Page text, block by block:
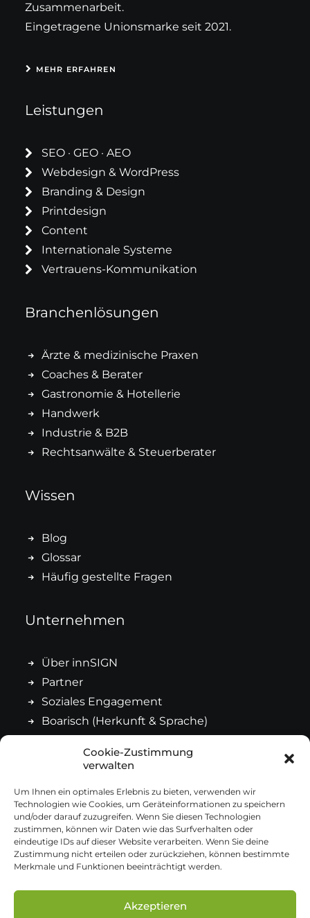
Cookie-Zustimmung
verwalten
Um Ihnen ein optimales Erlebnis zu bieten, verwenden wir
Technologien wie Cookies, um Geräteinformationen zu speichern
und/oder darauf zuzugreifen. Wenn Sie diesen Technologien
zustimmen, können wir Daten wie das Surfverhalten oder
eindeutige IDs auf dieser Website verarbeiten. Wenn Sie deine
Zustimmung nicht erteilen oder zurückziehen, können bestimmte
Merkmale und Funktionen beeinträchtigt werden.
Akzeptieren
Zusammenarbeit.
Eingetragene Unionsmarke seit 2021.
MEHR ERFAHREN
Leistungen
SEO · GEO · AEO
Webdesign & WordPress
Branding & Design
Printdesign
Content
Internationale Systeme
Vertrauens-Kommunikation
Branchenlösungen
Ärzte & medizinische Praxen
Coaches & Berater
Gastronomie & Hotellerie
Handwerk
Industrie & B2B
Rechtsanwälte & Steuerberater
Wissen
Blog
Glossar
Häufig gestellte Fragen
Unternehmen
Über innSIGN
Partner
Soziales Engagement
Boarisch (Herkunft & Sprache)
Kontakt
Impressum
Datenschutz
Cookie-Richtlinie
Allgemeine Geschäftsbedingungen